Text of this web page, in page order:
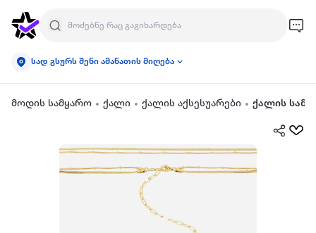
სად გსურს შენი ამანათის მიღება
მოდის სამყარო ქალი ქალის აქსესუარები ქალის